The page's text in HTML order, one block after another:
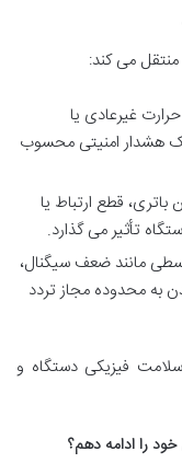
می کند:
غیرعادی یا
هشدار امنیتی محسوب
قطع ارتباط یا
تأثیر می گذارد.
مانند ضعف سیگنال،
به محدوده مجاز تردد
فیزیکی دستگاه و
را ادامه دهم؟